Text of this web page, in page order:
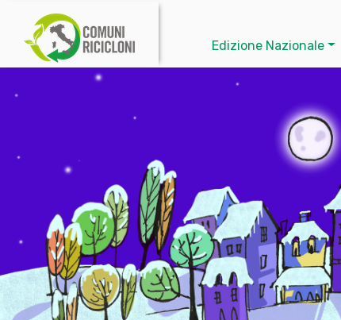
Edizione Nazionale